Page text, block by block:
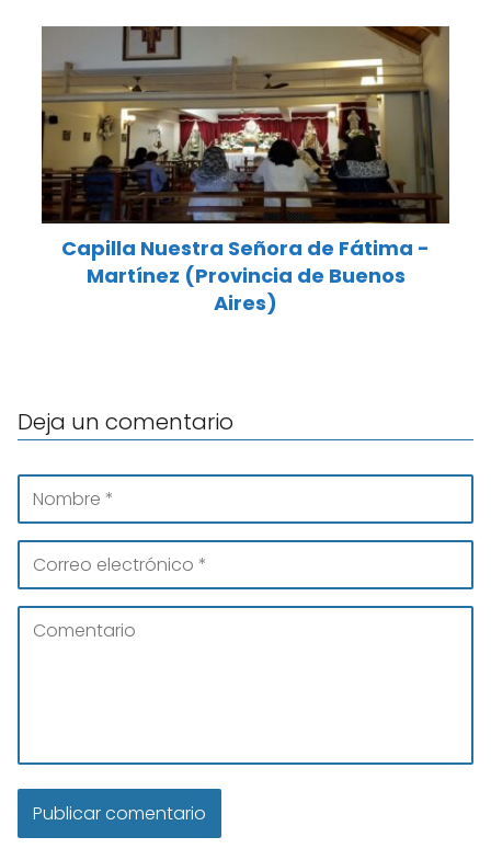
Capilla Nuestra Señora de Fátima -
Martínez (Provincia de Buenos
Aires)
Deja un comentario